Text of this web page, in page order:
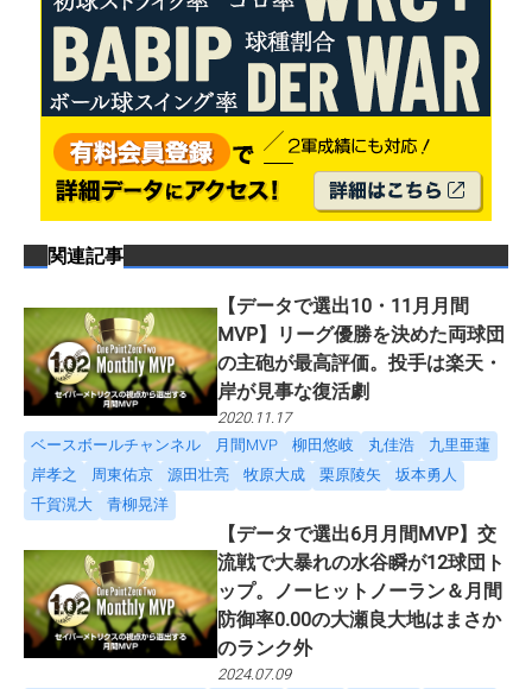
関連記事
【データで選出10・11月月間
MVP】リーグ優勝を決めた両球団
の主砲が最高評価。投手は楽天・
岸が見事な復活劇
2020.11.17
ベースボールチャンネル
月間MVP 柳田悠岐 丸佳浩
九里亜蓮
岸孝之
周東佑京 源田壮亮 牧原大成 栗原陵矢
坂本勇人
千賀滉大
青柳晃洋
【データで選出6月月間MVP】交
流戦で大暴れの水谷瞬が12球団ト
ップ。ノーヒットノーラン＆月間
防御率0.00の大瀬良大地はまさか
のランク外
2024.07.09